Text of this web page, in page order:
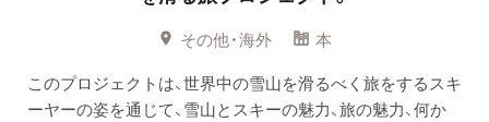
その他・海外
本
このプロジェクトは、世界中の雪山を滑るべく旅をするスキ
ーヤーの姿を通じて、雪山とスキーの魅力、旅の魅力、何か